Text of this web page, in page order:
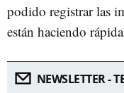
podido registrar las
están haciendo
NEWSLETTER -